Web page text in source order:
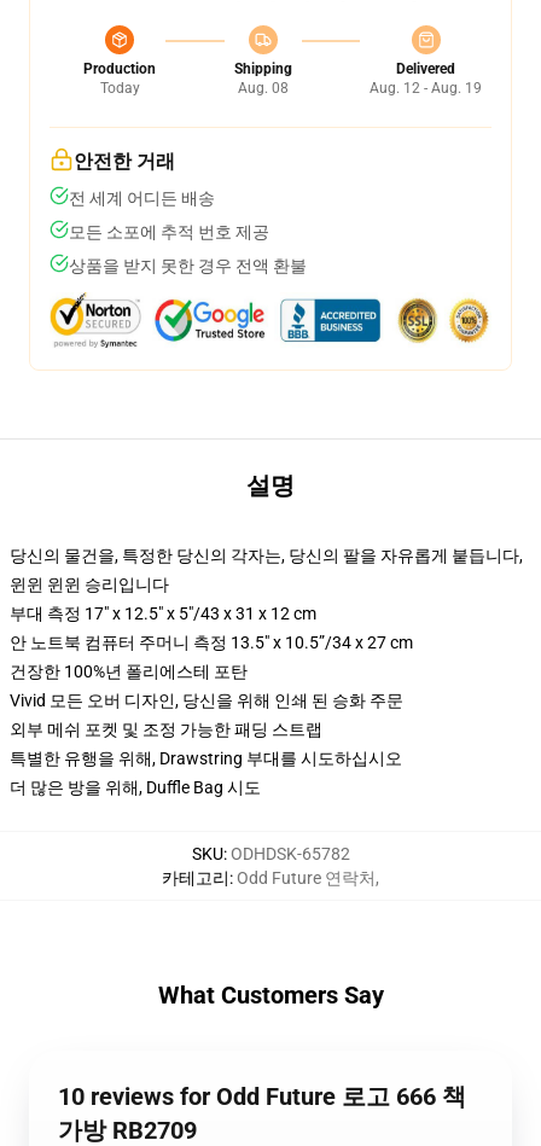
Production
Today
Shipping
Aug. 08
Delivered
Aug. 12 - Aug. 19
안전한 거래
전 세계 어디든 배송
모든 소포에 추적 번호 제공
상품을 받지 못한 경우 전액 환불
설명
당신의 물건을, 특정한 당신의 각자는, 당신의 팔을 자유롭게 붙듭니다,
윈윈 윈윈 승리입니다
부대 측정 17" x 12.5" x 5"/43 x 31 x 12 cm
안 노트북 컴퓨터 주머니 측정 13.5" x 10.5”/34 x 27 cm
건장한 100%년 폴리에스테 포탄
Vivid 모든 오버 디자인, 당신을 위해 인쇄 된 승화 주문
외부 메쉬 포켓 및 조정 가능한 패딩 스트랩
특별한 유행을 위해, Drawstring 부대를 시도하십시오
더 많은 방을 위해, Duffle Bag 시도
SKU:ODHDSK-65782
카테고리:Odd Future 연락처,
What Customers Say
10 reviews for Odd Future 로고 666 책
가방 RB2709